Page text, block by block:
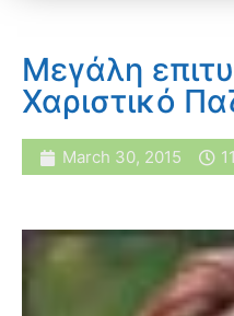
Μεγάλη
Χαριστικό
March 30, 2015